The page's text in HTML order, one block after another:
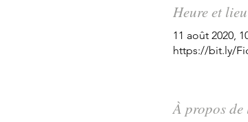
Heure et lieu
11 août 2020,
https://bit.ly/
À propos de